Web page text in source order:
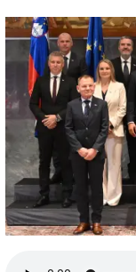
Oglasi
Založnik
Zadruga PD
Naročnine